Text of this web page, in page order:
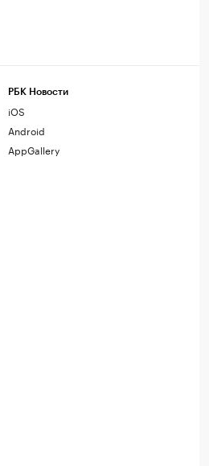
РБК Новости
iOS
Android
AppGallery